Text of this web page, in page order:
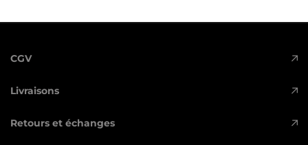
CGV
Livraisons
Retours et échanges